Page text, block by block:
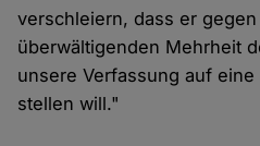
verschleiern, dass er
überwältigenden Mehrheit
unsere Verfassung auf
stellen will."